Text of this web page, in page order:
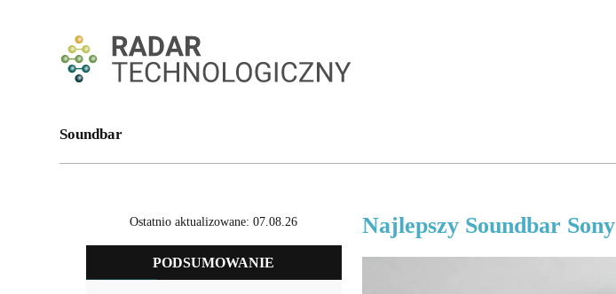
Soundbar
Ostatnio aktualizowane: 07.08.26
PODSUMOWANIE
Najlepszy Soundbar Sony